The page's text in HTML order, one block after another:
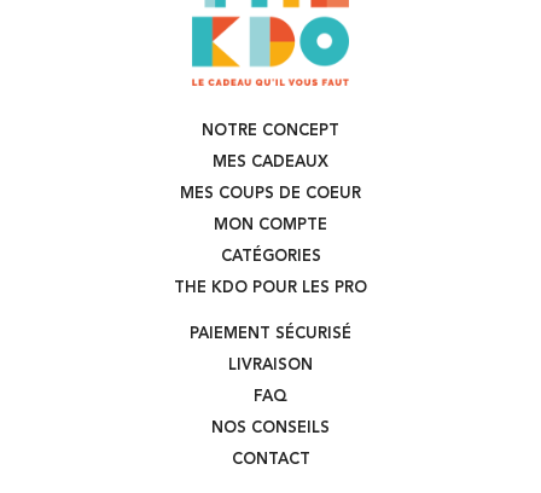
NOTRE CONCEPT
MES CADEAUX
MES COUPS DE COEUR
MON COMPTE
CATÉGORIES
THE KDO POUR LES PRO
PAIEMENT SÉCURISÉ
LIVRAISON
FAQ
NOS CONSEILS
CONTACT